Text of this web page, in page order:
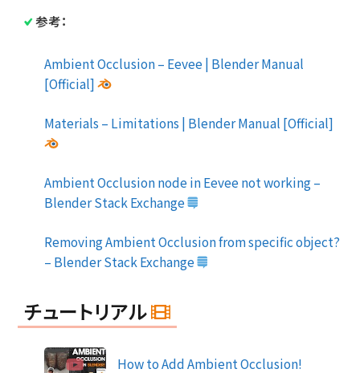
参考：
Ambient Occlusion – Eevee | Blender Manual
[Official]
Materials – Limitations | Blender Manual [Official]
Ambient Occlusion node in Eevee not working –
Blender Stack Exchange
Removing Ambient Occlusion from specific object?
– Blender Stack Exchange
チュートリアル
How to Add Ambient Occlusion!